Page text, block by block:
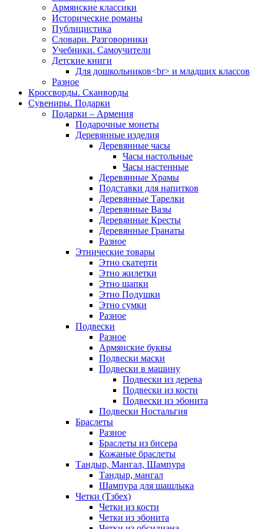
Армянские классики
Исторические романы
Публицистика
Словари. Разговорники
Учебники. Самоучители
Детские книги
Для дошкольников<br> и младших классов
Разное
Кроссворды. Сканворды
Сувениры. Подарки
Подарки – Армения
Подарочные монеты
Деревянные изделия
Деревянные часы
Часы настольные
Часы настенные
Деревянные Храмы
Подставки для напитков
Деревянные Тарелки
Деревянные Вазы
Деревянные Кресты
Деревянные Гранаты
Разное
Этнические товары
Этно скатерти
Этно жилетки
Этно шапки
Этно Подушки
Этно сумки
Разное
Подвески
Разное
Армянские буквы
Подвески маски
Подвески в машину
Подвески из дерева
Подвески из кости
Подвески из эбонита
Подвески Ностальгия
Браслеты
Разное
Браслеты из бисера
Кожаные браслеты
Тандыр, Мангал, Шампура
Тандыр, мангал
Шампура для шашлыка
Четки (Тзбех)
Четки из кости
Четки из эбонита